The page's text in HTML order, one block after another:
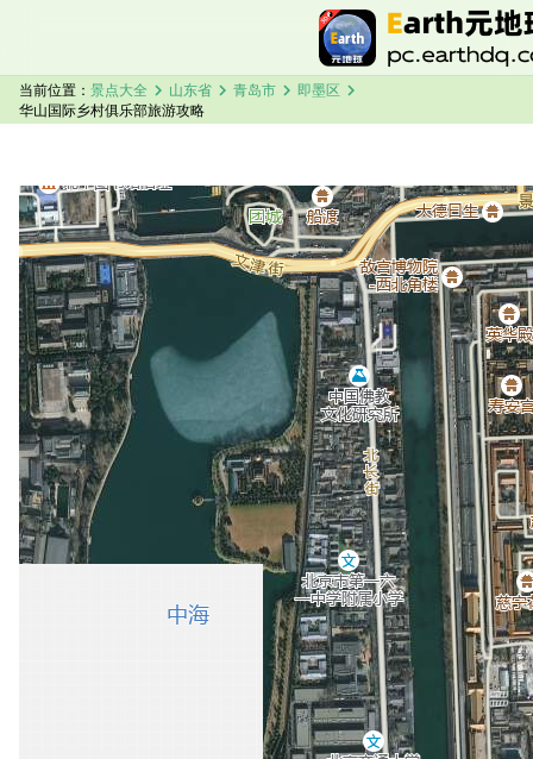
当前位置： 景点大全 chevron_right 山东省 chevron_right 青岛市 chevron_right 即墨区 chevron_right
华山国际乡村俱乐部旅游攻略
华山国际乡村俱乐部卫星地图加载中，请稍候...